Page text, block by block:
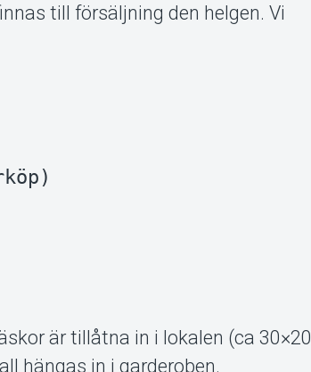
till försäljning den helgen. Vi
är tillåtna in i lokalen (ca 30×20
hängas in i garderoben.